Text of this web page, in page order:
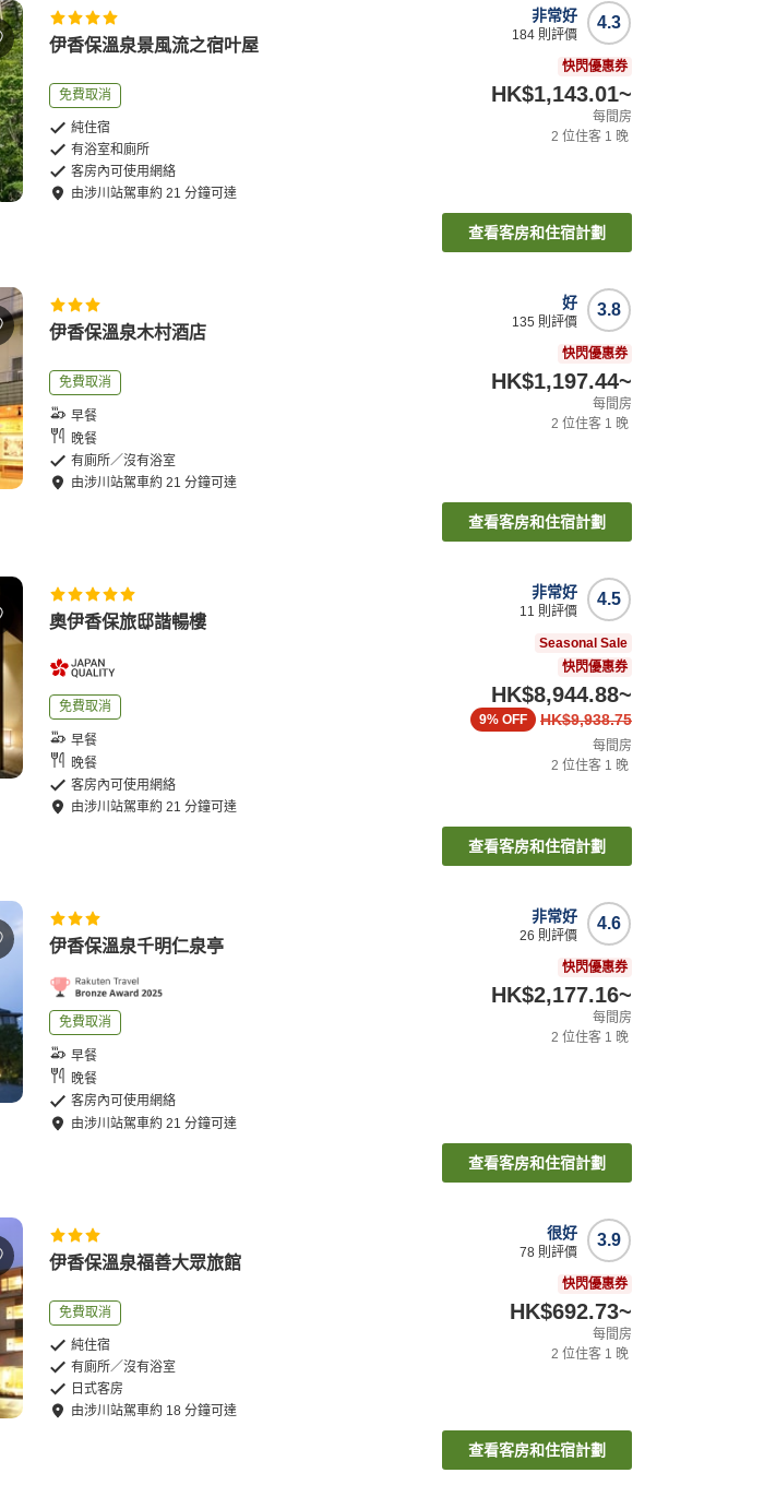
伊香保溫泉景風流之宿叶屋
免費取消
純住宿
有浴室和廁所
客房內可使用網絡
由涉川站駕車約21 分鐘可達
4.3
非常好
184 則評價
快閃優惠券
HK$1,143.01~
每間房
2 位住客 1 晚
查看客房和住宿計劃
伊香保溫泉木村酒店
免費取消
早餐
晚餐
有廁所／沒有浴室
由涉川站駕車約21 分鐘可達
3.8
好
135 則評價
快閃優惠券
HK$1,197.44~
每間房
2 位住客 1 晚
查看客房和住宿計劃
奧伊香保旅邸諧暢樓
免費取消
早餐
晚餐
客房內可使用網絡
由涉川站駕車約21 分鐘可達
4.5
非常好
11 則評價
Seasonal Sale
快閃優惠券
HK$8,944.88~
HK$9,938.75
9% OFF
每間房
2 位住客 1 晚
查看客房和住宿計劃
伊香保溫泉千明仁泉亭
免費取消
早餐
晚餐
客房內可使用網絡
由涉川站駕車約21 分鐘可達
4.6
非常好
26 則評價
快閃優惠券
HK$2,177.16~
每間房
2 位住客 1 晚
查看客房和住宿計劃
伊香保溫泉福善大眾旅館
免費取消
純住宿
有廁所／沒有浴室
日式客房
由涉川站駕車約 18 分鐘可達
3.9
很好
78 則評價
快閃優惠券
HK$692.73~
每間房
2 位住客 1 晚
查看客房和住宿計劃